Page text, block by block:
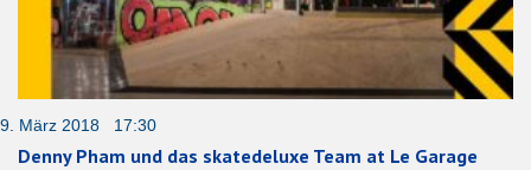
9. März 2018 17:30
Denny Pham und das skatedeluxe Team at Le Garage